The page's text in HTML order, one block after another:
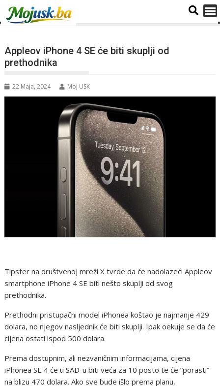
Appleov iPhone 4 SE će biti skuplji od
prethodnika
22 Maja, 2024 Moj USK
Tipster na društvenoj mreži X tvrde da će nadolazeći Appleov
smartphone iPhone 4 SE biti nešto skuplji od svog
prethodnika.
Prethodni pristupačni model iPhonea koštao je najmanje 429
dolara, no njegov nasljednik će biti skuplji. Ipak oekuje se da će
cijena ostati ispod 500 dolara.
Prema dostupnim, ali nezvaničnim informacijama, cijena
iPhonea SE 4 će u SAD-u biti veća za 10 posto te će “porasti”
na blizu 470 dolara. Ako sve bude išlo prema planu,